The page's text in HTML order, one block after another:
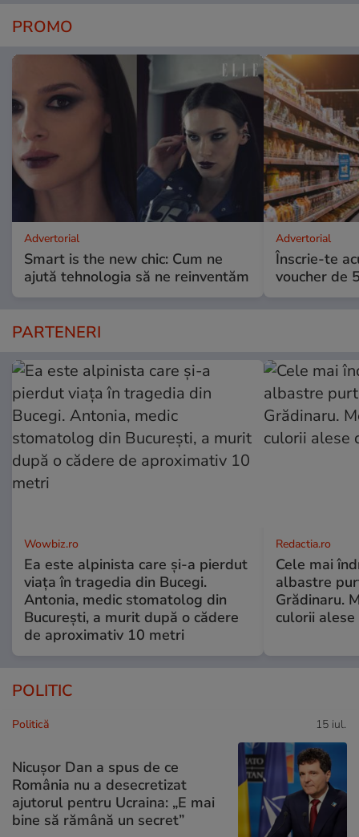
PROMO
Advertorial
Smart is the new chic: Cum ne
ajută tehnologia să ne reinventăm
Advertorial
Înscrie-te
voucher de
PARTENERI
Wowbiz.ro
Ea este alpinista care și-a pierdut
viața în tragedia din Bucegi.
Antonia, medic stomatolog din
București, a murit după o cădere
de aproximativ 10 metri
Redactia.ro
Cele mai
albastre
Grădinaru.
culorii
POLITIC
Politică 15 iul.
Nicușor Dan a spus de ce
România nu a desecretizat
ajutorul pentru Ucraina: „E mai
bine să rămână un secret”